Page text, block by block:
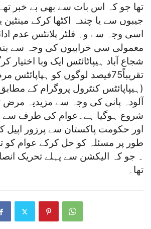
تھا جو کہ اس بات سے بھی بے خبر
جیبوں سے یا چندہ اکٹھا کرکے مینٹین
اسی وجہ سے وہ فلٹر پلانٹس عدم
معمولی سی خرابیوں کی وجہ سے
شجاع آباد ہیپاٹائٹس ایک وبا اختیار
تقریباً75فیصد لوگوں کو
(ہیپاپائٹس کنٹرول پروگرام کے
آلودہ پانی کی وجہ سے مزیدیہ مرض
شروع ہوگیا ہے۔عوام کی طرف سے
اور حکومت پاکستان سے پرزور
طور پر مسئلہ کو حل کرکے عوام کو
۔ جو کہ الیکشن سے پہلے تحریک
تھا۔